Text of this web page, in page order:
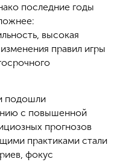
последние годы
высокая
правил игры
подошли
с повышенной
прогнозов
практиками стали
фокус